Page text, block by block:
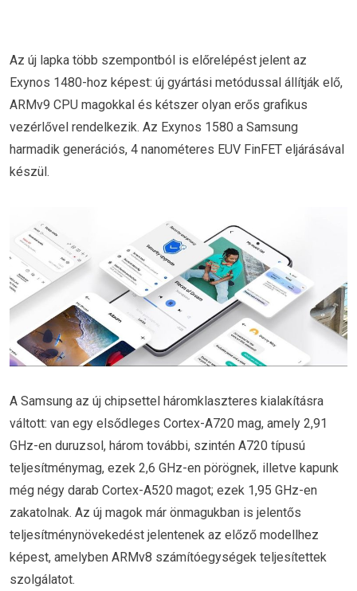
Az új lapka több szempontból is előrelépést jelent az
Exynos 1480-hoz képest: új gyártási metódussal állítják elő,
ARMv9 CPU magokkal és kétszer olyan erős grafikus
vezérlővel rendelkezik. Az Exynos 1580 a Samsung
harmadik generációs, 4 nanométeres EUV FinFET eljárásával
készül.
A Samsung az új chipsettel háromklaszteres kialakításra
váltott: van egy elsődleges Cortex-A720 mag, amely 2,91
GHz-en duruzsol, három további, szintén A720 típusú
teljesítménymag, ezek 2,6 GHz-en pörögnek, illetve kapunk
még négy darab Cortex-A520 magot; ezek 1,95 GHz-en
zakatolnak. Az új magok már önmagukban is jelentős
teljesítménynövekedést jelentenek az előző modellhez
képest, amelyben ARMv8 számítóegységek teljesítettek
szolgálatot.